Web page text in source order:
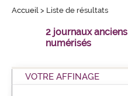
Accueil > Liste de résultats
2 journaux anciens
numérisés
VOTRE AFFINAGE